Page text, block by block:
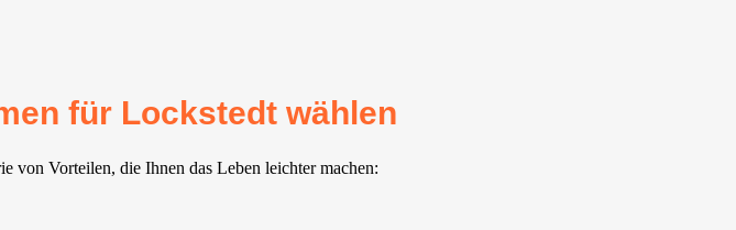
für Lockstedt wählen
von Vorteilen, die Ihnen das Leben leichter machen: